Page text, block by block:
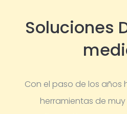
Soluciones
Con el paso de los años
herramientas de